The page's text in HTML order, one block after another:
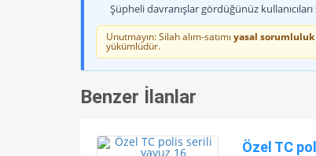
Şüpheli davranışlar gördüğünüz
Unutmayın: Silah alım-satımı yasal
yükümlüdür.
Benzer İlanlar
Özel TC